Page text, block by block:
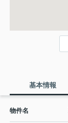
基本情報
物件名